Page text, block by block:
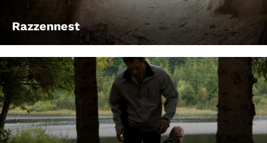
Razzennest